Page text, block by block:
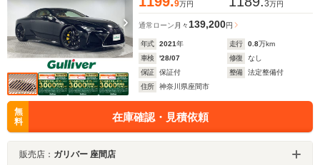
9万円 3万円
通常ローン 月々139,200円
年式 2021年 走行 0.8万km
車検
'28/07 修復
なし
保証
保証付 整備
法定整備付
住所
神奈川県座間市
無
料
在庫確認・見積依頼
販売店： ガリバー 座間店